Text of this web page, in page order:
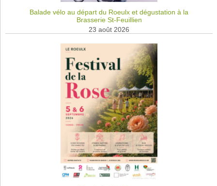
Balade vélo au départ du Roeulx et dégustation à la
Brasserie St-Feuillien
23 août 2026